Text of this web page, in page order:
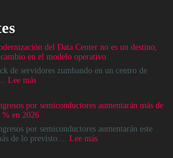
del Data Center no es un destino,
en el modelo operativo
de servidores zumbando en un centro de
Lee más:
del
Data
Center
no
por semiconductores aumentarán más de
% en 2026
por semiconductores aumentarán este
de lo previsto.... Lee más: